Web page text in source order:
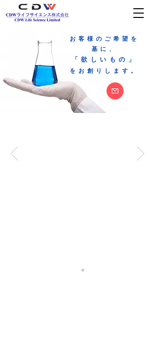
お客様のご希望を
基に、
「欲しいもの」
をお創りします。